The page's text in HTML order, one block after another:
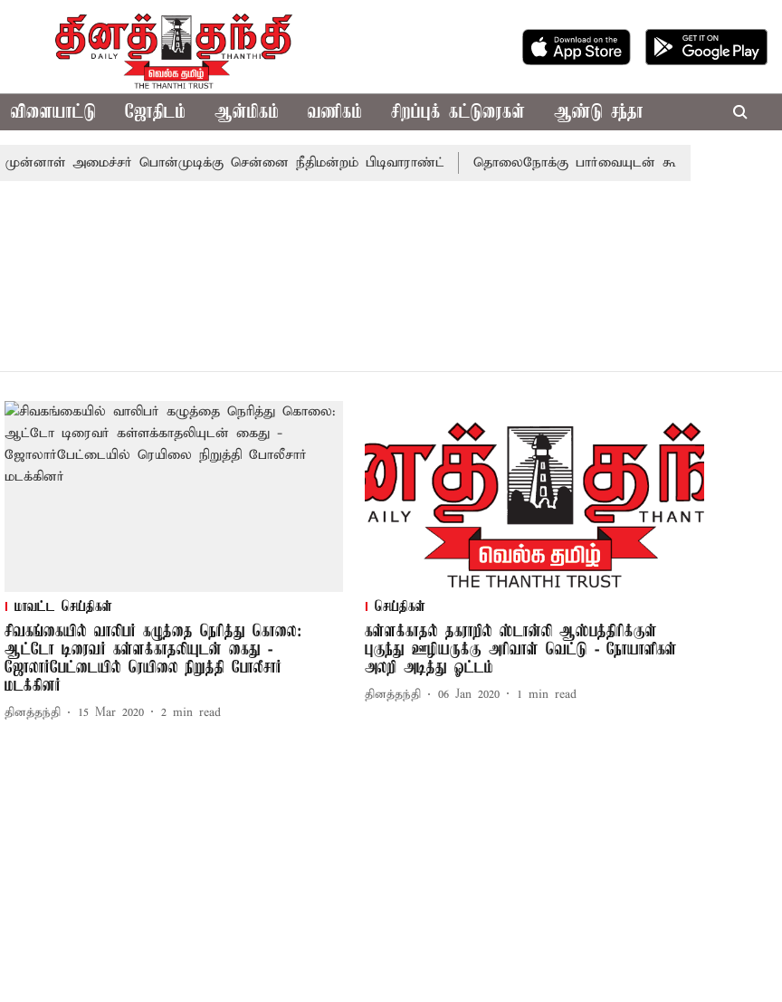
விளையாட்டு ஜோதிடம் ஆன்மிகம் வணிகம் சிறப்புக் கட்டுரைகள் ஆண்டு சந்தா
முன்னாள் அமைச்சர் பொன்முடிக்கு சென்னை நீதிமன்றம் பிடிவாராண்ட் தொலைநோக்கு பார்வையுடன் கூடிய வேளாண்
மாவட்ட செய்திகள்
சிவகங்கையில் வாலிபர் கழுத்தை நெரித்து கொலை:
ஆட்டோ டிரைவர் கள்ளக்காதலியுடன் கைது -
ஜோலார்பேட்டையில் ரெயிலை நிறுத்தி போலீசார்
மடக்கினர்
தினத்தந்தி 15 Mar 2020 2 min read
செய்திகள்
கள்ளக்காதல் தகராறில் ஸ்டான்லி ஆஸ்பத்திரிக்குள்
புகுந்து ஊழியருக்கு அரிவாள் வெட்டு - நோயாளிகள்
அலறி அடித்து ஓட்டம்
தினத்தந்தி 06 Jan 2020 1 min read